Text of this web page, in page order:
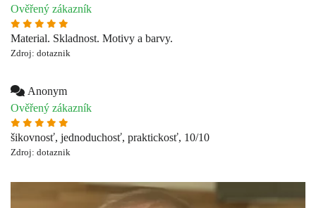
Ověřený zákazník
šikovnosť, jednoduchosť, praktickosť, 10/10
Zdroj: dotaznik